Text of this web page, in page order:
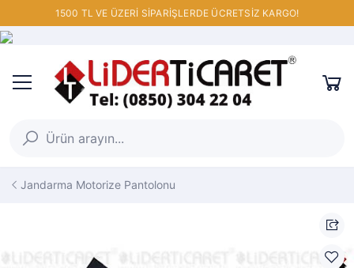
1500 TL VE ÜZERİ SİPARİŞLERDE ÜCRETSİZ KARGO!
Jandarma Motorize Pantolonu